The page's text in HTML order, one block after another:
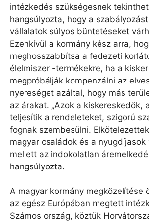
intézkedés szükségesnek
hangsúlyozta, hogy a
vállalatok súlyos büntetéseket
Ezenkívül a kormány kész arra,
meghosszabbítsa a fedezeti
élelmiszer -termékekre, ha a
megpróbálják kompenzálni az
nyereséget azáltal, hogy más
az árakat. „Azok a kiskereskedők,
teljesítik a rendeleteket, szigorú
fognak szembesülni.
magyar családok és a nyugdíjasok
mellett az indokolatlan
hangsúlyozta.
A magyar kormány megközelítése
az egész Európában megtett
Számos ország, köztük